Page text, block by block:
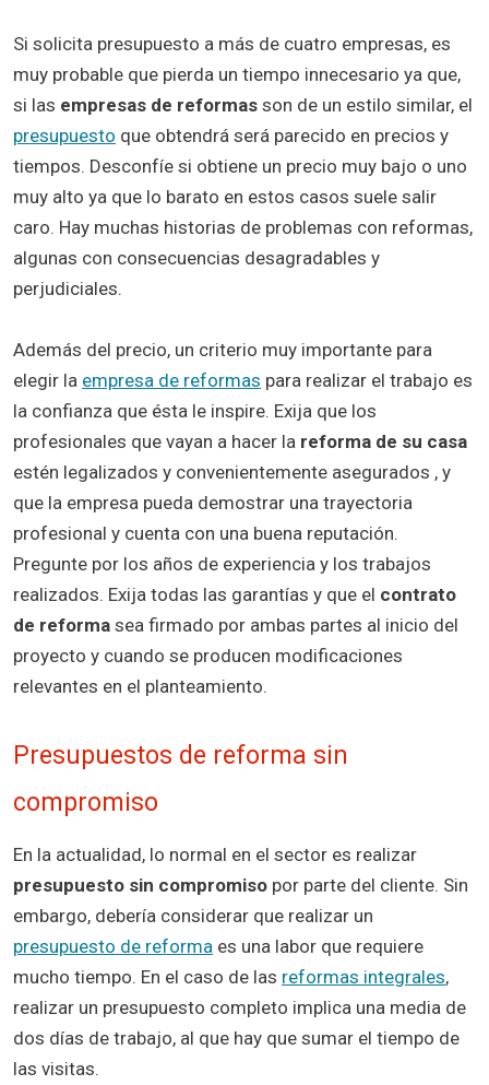
Si solicita presupuesto a más de cuatro empresas, es
muy probable que pierda un tiempo innecesario ya que,
si las empresas de reformas son de un estilo similar, el
presupuesto que obtendrá será parecido en precios y
tiempos. Desconfíe si obtiene un precio muy bajo o uno
muy alto ya que lo barato en estos casos suele salir
caro. Hay muchas historias de problemas con reformas,
algunas con consecuencias desagradables y
perjudiciales.
Además del precio, un criterio muy importante para
elegir la empresa de reformas para realizar el trabajo es
la confianza que ésta le inspire. Exija que los
profesionales que vayan a hacer la reforma de su casa
estén legalizados y convenientemente asegurados , y
que la empresa pueda demostrar una trayectoria
profesional y cuenta con una buena reputación.
Pregunte por los años de experiencia y los trabajos
realizados. Exija todas las garantías y que el contrato
de reforma sea firmado por ambas partes al inicio del
proyecto y cuando se producen modificaciones
relevantes en el planteamiento.
Presupuestos de reforma sin
compromiso
En la actualidad, lo normal en el sector es realizar
presupuesto sin compromiso por parte del cliente. Sin
embargo, debería considerar que realizar un
presupuesto de reforma es una labor que requiere
mucho tiempo. En el caso de las reformas integrales,
realizar un presupuesto completo implica una media de
dos días de trabajo, al que hay que sumar el tiempo de
las visitas.